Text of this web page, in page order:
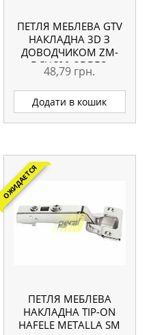
ПЕТЛЯ МЕБЛЕВА GTV
НАКЛАДНА 3D З
ДОВОДЧИКОМ ZM-
DCHC09-3DBEO
48,79 грн.
Додати в кошик
ОЖИДАЕТСЯ
ПЕТЛЯ МЕБЛЕВА
НАКЛАДНА TIP-ON
HAFELE METALLA SM